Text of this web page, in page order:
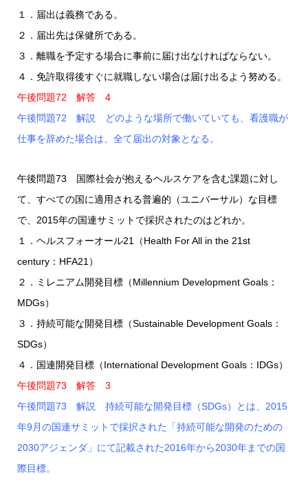
１．届出は義務である。
２．届出先は保健所である。
３．離職を予定する場合に事前に届け出なければならない。
４．免許取得後すぐに就職しない場合は届け出るよう努める。
午後問題72 解答 4
午後問題72 解説 どのような場所で働いていても、看護職が
仕事を辞めた場合は、全て届出の対象となる。
午後問題73 国際社会が抱えるヘルスケアを含む課題に対し
て、すべての国に適用される普遍的（ユニバーサル）な目標
で、2015年の国連サミットで採択されたのはどれか。
１．ヘルスフォーオール21（Health For All in the 21st
century：HFA21）
２．ミレニアム開発目標（Millennium Development Goals：
MDGs）
３．持続可能な開発目標（Sustainable Development Goals：
SDGs）
４．国連開発目標（International Development Goals：IDGs）
午後問題73 解答 3
午後問題73 解説 持続可能な開発目標（SDGs）とは、2015
年9月の国連サミットで採択された「持続可能な開発のための
2030アジェンダ」にて記載された2016年から2030年までの国
際目標。